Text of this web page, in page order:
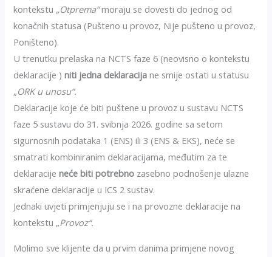
kontekstu „Otprema“moraju se dovesti do jednog od
konačnih statusa (Pušteno u provoz, Nije pušteno u provoz,
Poništeno).
U trenutku prelaska na NCTS faze 6 (neovisno o kontekstu
deklaracije )niti jedna deklaracija ne smije ostati u statusu
„ORK u unosu“.
Deklaracije koje će biti puštene u provoz u sustavu NCTS
faze 5 sustavu do 31. svibnja 2026. godine sa setom
sigurnosnih podataka 1 (ENS) ili 3 (ENS & EKS), neće se
smatrati kombiniranim deklaracijama, međutim za te
deklaracijeneće biti potrebno zasebno podnošenje ulazne
skraćene deklaracije u ICS 2 sustav.
Jednaki uvjeti primjenjuju se i na provozne deklaracije na
kontekstu „Provoz“.
Molimo sve klijente da u prvim danima primjene novog